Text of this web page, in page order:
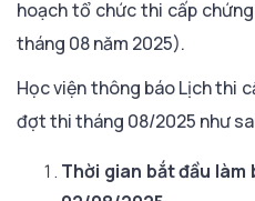
hoạch tổ chức thi cấp
tháng 08 năm 2025).
Học viện thông báo Lịch thi
đợt thi tháng 08/2025 như
Thời gian bắt đầu làm